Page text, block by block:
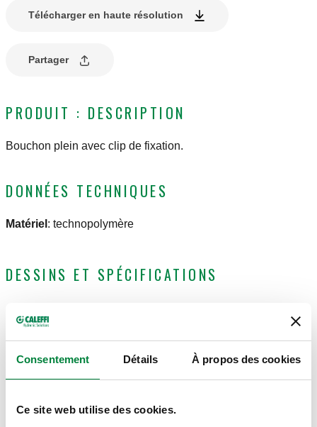
Consentement Détails À propos des cookies
Ce site web utilise des cookies.
Télécharger en haute résolution
Partager
PRODUIT : DESCRIPTION
Bouchon plein avec clip de fixation.
DONNÉES TECHNIQUES
Matériel : technopolymère
DESSINS ET SPÉCIFICATIONS
Code article Actions
Modèles 3D